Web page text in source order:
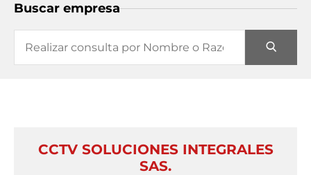
Buscar empresa
CCTV SOLUCIONES INTEGRALES
SAS.